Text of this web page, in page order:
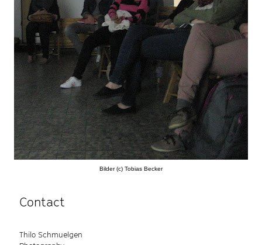
Bilder (c) Tobias Becker
Contact
Thilo Schmuelgen